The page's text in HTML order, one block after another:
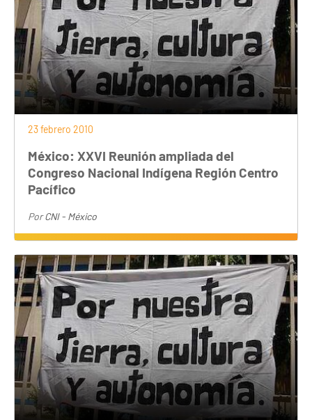
23 febrero 2010
México: XXVI Reunión ampliada del
Congreso Nacional Indígena Región Centro
Pacífico
PorCNI - México